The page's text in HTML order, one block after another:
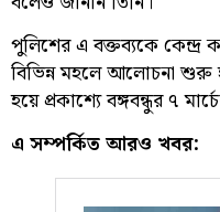
পুলিশের এ বক্তব্যকে কেন্দ্র
বিভিন্ন মহলে আলোচনা শুরু
হয়ে প্রকাশ্যে বঙ্গবন্ধুর ৭
এ সম্পর্কিত আরও খবর: